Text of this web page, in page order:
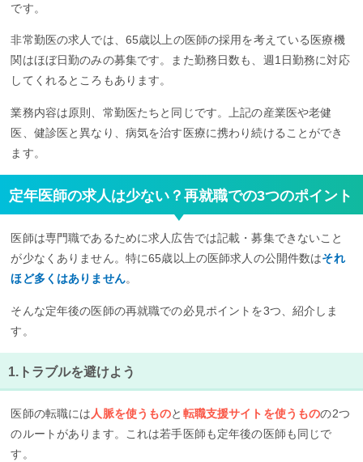
です。
非常勤医の求人では、65歳以上の医師の採用を考えている医療機
関はほぼ日勤のみの募集です。また勤務日数も、週1日勤務に対応
してくれるところもあります。
業務内容は原則、常勤医たちと同じです。上記の産業医や老健
医、健診医と異なり、病気を治す医療に携わり続けることができ
ます。
定年医師の求人は少ない？再就職での3つのポイント
医師は専門職であるために求人広告では記載・募集できないこと
が少なくありません。特に65歳以上の医師求人の公開件数はそれ
ほど多くはありません。
そんな定年後の医師の再就職での必見ポイントを3つ、紹介しま
す。
1.トラブルを避けよう
医師の転職には人脈を使うものと 転職支援サイトを使うものの2つ
のルートがあります。これは若手医師も定年後の医師も同じで
す。